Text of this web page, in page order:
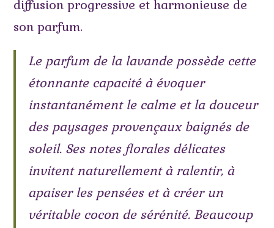
diffusion progressive et harmonieuse de
son parfum.
Le parfum de la lavande possède cette
étonnante capacité à évoquer
instantanément le calme et la douceur
des paysages provençaux baignés de
soleil. Ses notes florales délicates
invitent naturellement à ralentir, à
apaiser les pensées et à créer un
véritable cocon de sérénité. Beaucoup